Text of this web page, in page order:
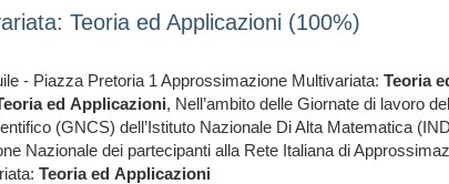
Teoria ed Applicazioni (100%)
- Piazza Pretoria 1 Approssimazione Multivariata: Teoria
ed Applicazioni, Nell’ambito delle Giornate di lavoro
(GNCS) dell’Istituto Nazionale Di Alta Matematica
Nazionale dei partecipanti alla Rete Italiana di
Teoria ed Applicazioni